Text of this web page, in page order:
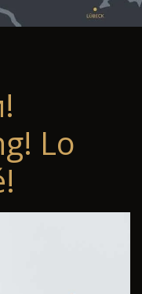
Lo